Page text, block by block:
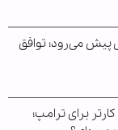
پیش می‌رود؛ توافق
برای ترامپ؛